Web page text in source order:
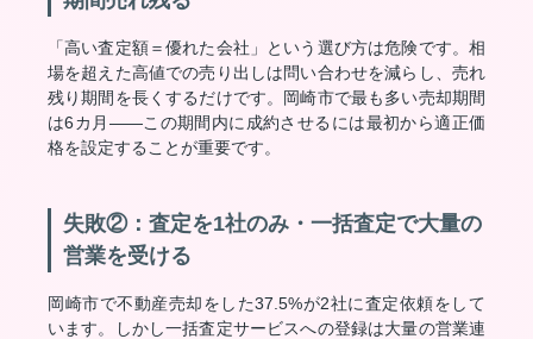
「高い査定額＝優れた会社」という選び方は危険です。相
場を超えた高値での売り出しは問い合わせを減らし、売れ
残り期間を長くするだけです。岡崎市で最も多い売却期間
は6カ月——この期間内に成約させるには最初から適正価
格を設定することが重要です。
失敗②：査定を1社のみ・一括査定で大量の
営業を受ける
岡崎市で不動産売却をした37.5%が2社に査定依頼をして
います。しかし一括査定サービスへの登録は大量の営業連